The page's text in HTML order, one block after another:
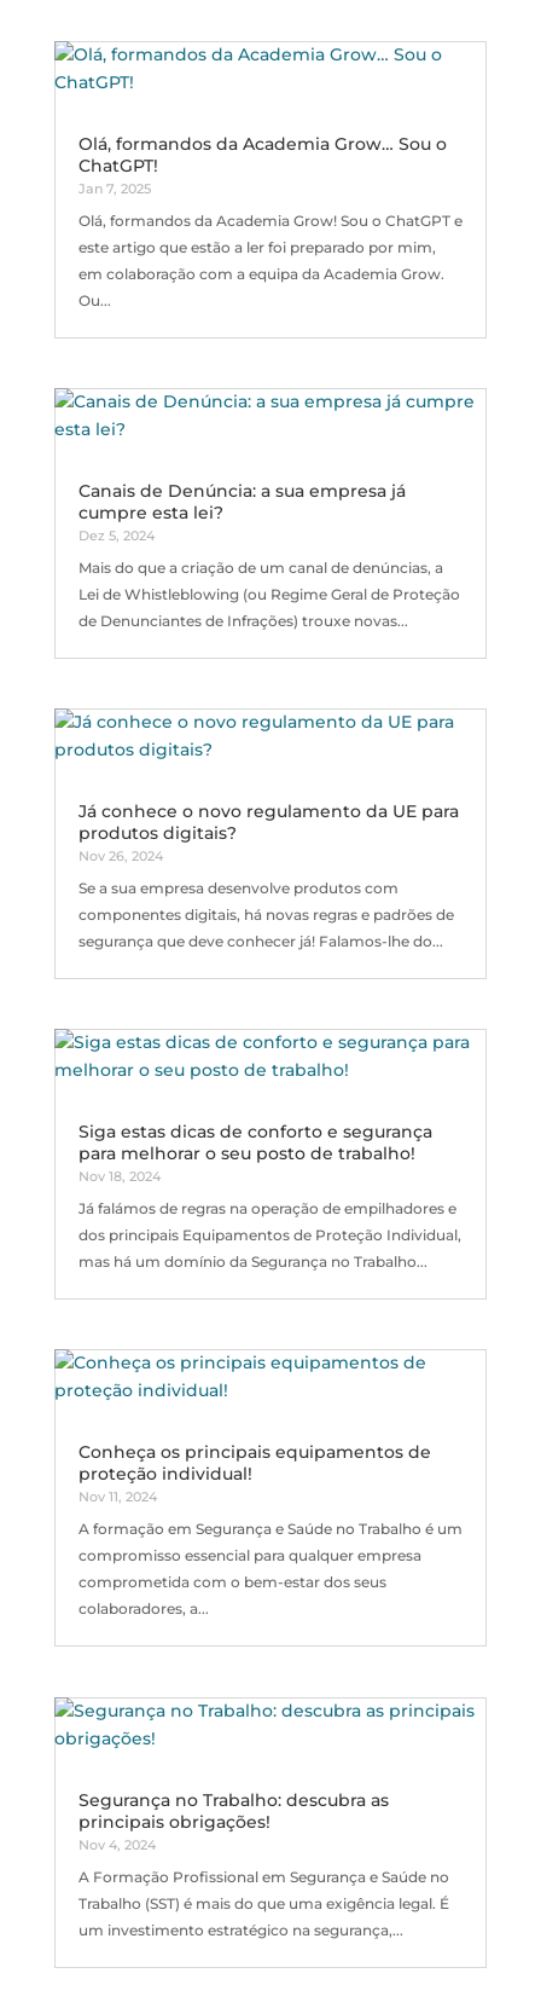
Olá, formandos da Academia Grow… Sou o
ChatGPT!
Jan 7, 2025
Olá, formandos da Academia Grow! Sou o ChatGPT e
este artigo que estão a ler foi preparado por mim,
em colaboração com a equipa da Academia Grow.
Ou...
Canais de Denúncia: a sua empresa já
cumpre esta lei?
Dez 5, 2024
Mais do que a criação de um canal de denúncias, a
Lei de Whistleblowing (ou Regime Geral de Proteção
de Denunciantes de Infrações) trouxe novas...
Já conhece o novo regulamento da UE para
produtos digitais?
Nov 26, 2024
Se a sua empresa desenvolve produtos com
componentes digitais, há novas regras e padrões de
segurança que deve conhecer já! Falamos-lhe do...
Siga estas dicas de conforto e segurança
para melhorar o seu posto de trabalho!
Nov 18, 2024
Já falámos de regras na operação de empilhadores e
dos principais Equipamentos de Proteção Individual,
mas há um domínio da Segurança no Trabalho...
Conheça os principais equipamentos de
proteção individual!
Nov 11, 2024
A formação em Segurança e Saúde no Trabalho é um
compromisso essencial para qualquer empresa
comprometida com o bem-estar dos seus
colaboradores, a...
Segurança no Trabalho: descubra as
principais obrigações!
Nov 4, 2024
A Formação Profissional em Segurança e Saúde no
Trabalho (SST) é mais do que uma exigência legal. É
um investimento estratégico na segurança,...